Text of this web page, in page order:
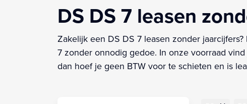
DS DS 7 leasen
Zakelijk een DS DS 7 leasen zonder
7 zonder onnodig gedoe. In onze voorraad vind
dan hoef je geen BTW voor te schieten en is